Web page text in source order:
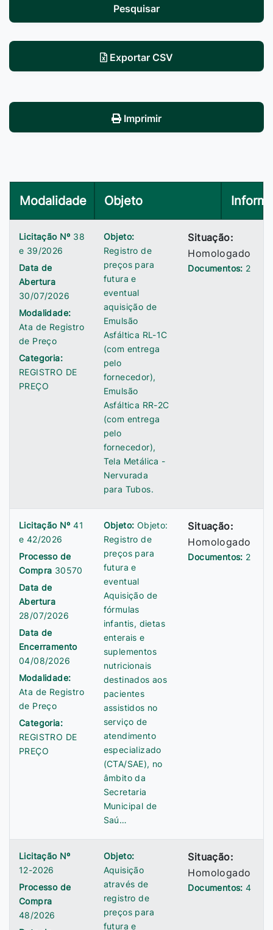
Pesquisar
Exportar CSV
Imprimir
Modalidade Objeto
Licitação Nº 38
e 39/2026
Data de
Abertura
30/07/2026
Modalidade:
Ata de Registro
de Preço
Categoria:
REGISTRO DE
PREÇO
Objeto:
Registro de
preços para
futura e
eventual
aquisição de
Emulsão
Asfáltica RL-1C
(com entrega
pelo
fornecedor),
Emulsão
Asfáltica RR-2C
(com entrega
pelo
fornecedor),
Tela Metálica -
Nervurada
para Tubos.
Situação:
Homologado
Documentos: 2
Licitação Nº41
e 42/2026
Processo de
Compra 30570
Data de
Abertura
28/07/2026
Data de
Encerramento
04/08/2026
Modalidade:
Ata de Registro
de Preço
Categoria:
REGISTRO DE
PREÇO
Objeto: Objeto:
Registro de
preços para
futura e
eventual
Aquisição de
fórmulas
infantis, dietas
enterais e
suplementos
nutricionais
destinados aos
pacientes
assistidos no
serviço de
atendimento
especializado
(CTA/SAE), no
âmbito da
Secretaria
Municipal de
Saú…
Situação:
Homologado
Documentos: 2
Licitação Nº
12-2026
Processo de
Compra
48/2026
Objeto:
Aquisição
através de
registro de
preços para
futura e
Situação:
Homologado
Documentos:4